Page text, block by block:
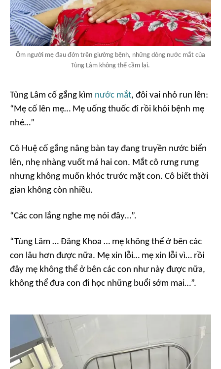
Ôm người mẹ đau đớn trên giường bệnh, những dòng nước mắt của
Tùng Lâm không thể cầm lại.
Tùng Lâm cố gắng kìm nước mắt, đôi vai nhỏ run lên:
“Mẹ cố lên mẹ… Mẹ uống thuốc đi rồi khỏi bệnh mẹ
nhé…”
Cô Huệ cố gắng nâng bàn tay đang truyền nước biển
lên, nhẹ nhàng vuốt má hai con. Mắt cô rưng rưng
nhưng không muốn khóc trước mặt con. Cô biết thời
gian không còn nhiều.
“Các con lắng nghe mẹ nói đây...”.
“Tùng Lâm … Đăng Khoa … mẹ không thể ở bên các
con lâu hơn được nữa. Mẹ xin lỗi… mẹ xin lỗi vì… rồi
đây mẹ không thể ở bên các con như này được nữa,
không thể đưa con đi học những buổi sớm mai…”.